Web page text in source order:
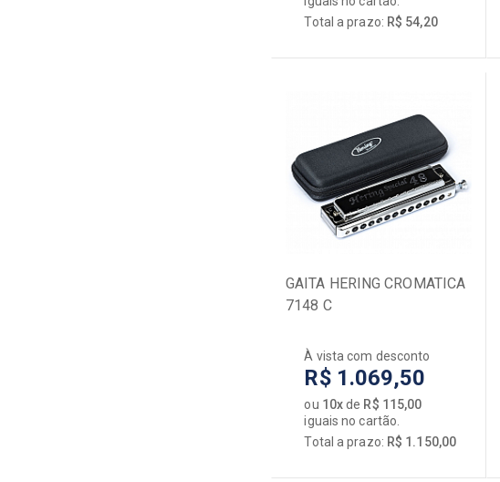
Total a prazo: R$ 54,20
GAITA HERING CROMATICA
7148 C
À vista com desconto
R$ 1.069,50
ou 10xde R$ 115,00
iguais no cartão.
Total a prazo: R$ 1.150,00